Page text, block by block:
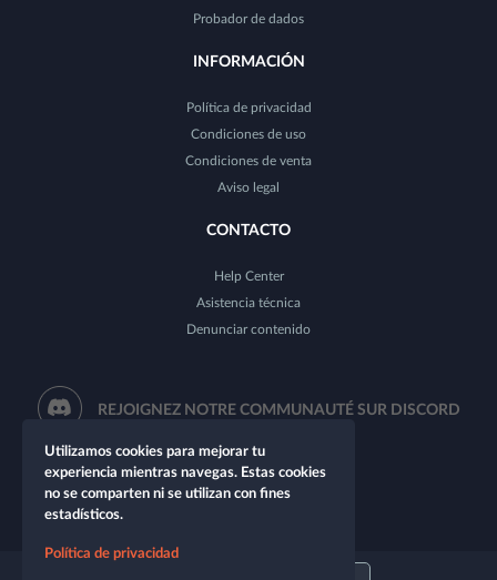
Probador de dados
INFORMACIÓN
Política de privacidad
Condiciones de uso
Condiciones de venta
Aviso legal
CONTACTO
Help Center
Asistencia técnica
Denunciar contenido
REJOIGNEZ NOTRE COMMUNAUTÉ SUR DISCORD
Utilizamos cookies para mejorar tu
experiencia mientras navegas. Estas cookies
no se comparten ni se utilizan con fines
estadísticos.
Política de privacidad